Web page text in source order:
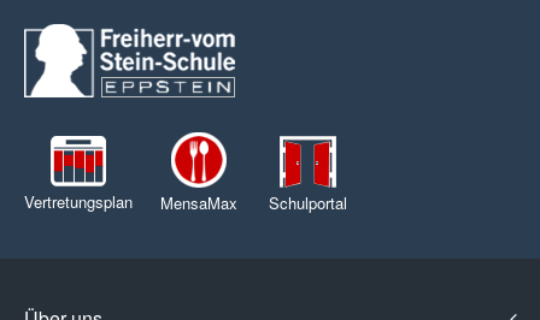
Vertretungsplan MensaMax Schulportal